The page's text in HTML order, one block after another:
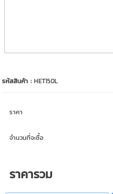
รหัสสินค้า :HET150L
ราคา
จำนวนที่จะซื้อ
ราคารวม